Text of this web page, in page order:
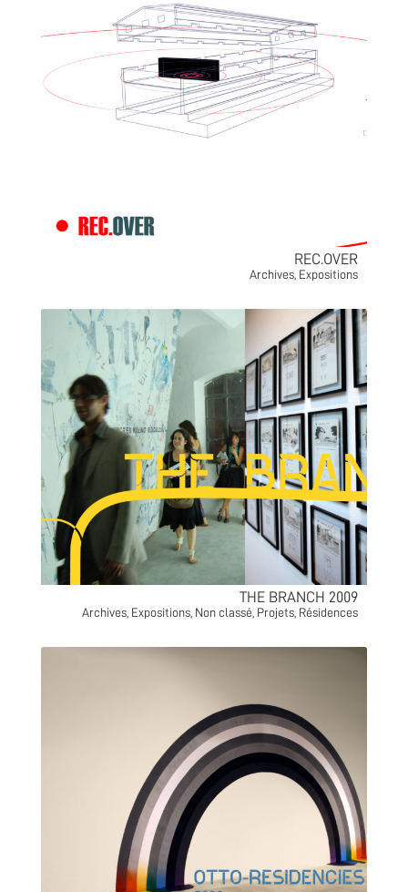
REC.OVER
Archives, Expositions
THE BRANCH 2009
Archives Expositions Non classé Projets Résidences